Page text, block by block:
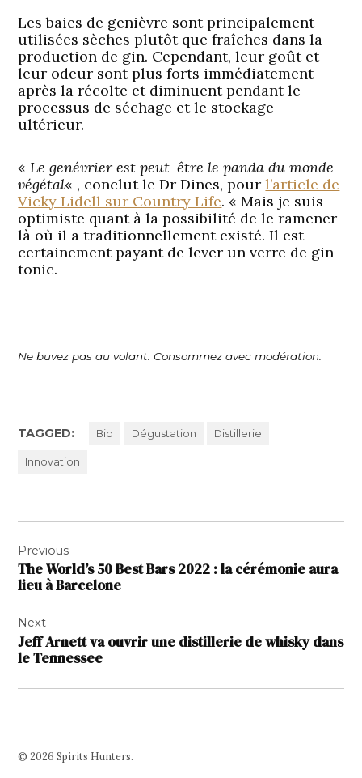
Les baies de genièvre sont principalement
utilisées sèches plutôt que fraîches dans la
production de gin. Cependant, leur goût et
leur odeur sont plus forts immédiatement
après la récolte et diminuent pendant le
processus de séchage et le stockage
ultérieur.
«Le genévrier est peut-être le panda du monde
végétal« , conclut le Dr Dines, pourl’article de
Vicky Lidell sur Country Life. « Mais je suis
optimiste quant à la possibilité de le ramener
là où il a traditionnellement existé. Il est
certainement payant de lever un verre de gin
tonic.
Ne buvez pas au volant. Consommez avec modération.
TAGGED: Bio Dégustation Distillerie
Innovation
de
l’article
Previous
The World’s 50 Best Bars 2022 : la cérémonie aura
lieu à Barcelone
Next
Jeff Arnett va ouvrir une distillerie de whisky dans
le Tennessee
© 2026 Spirits Hunters.